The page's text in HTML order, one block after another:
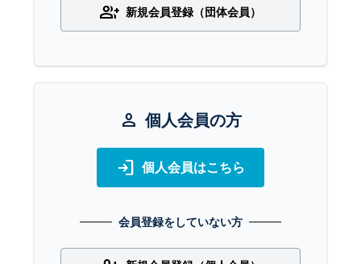
group_add 新規会員登録（団体会員）
person 個人会員の方
login 個人会員はこちら
会員登録をしていない方